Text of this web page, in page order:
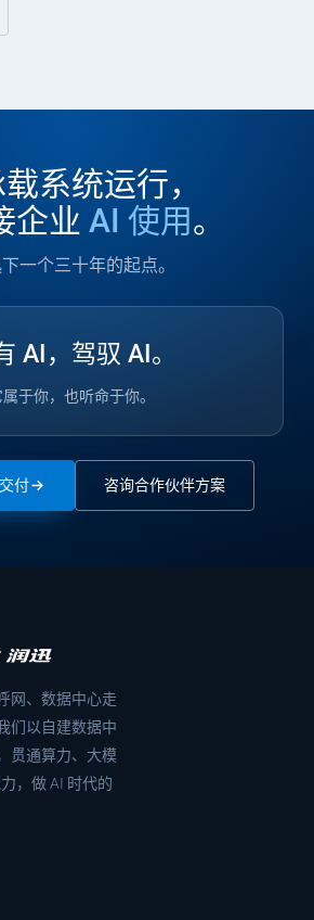
系统运行，
企业 AI 使用。
一个三十年的起点。
AI，驾驭 AI。
属于你，也听命于你。
付 咨询合作伙伴方案
网、数据中心走
们以自建数据中
贯通算力、大模
，做 AI 时代的